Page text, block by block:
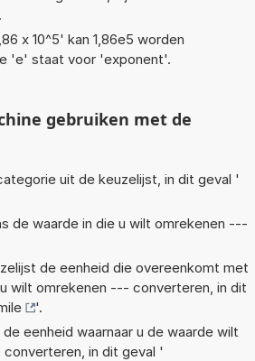
x 10^5' kan 1,86e5 worden
'e' staat voor 'exponent'.
gebruiken met de
uit de keuzelijst, in dit geval '
de waarde in die u wilt omrekenen ---
de eenheid die overeenkomt met
wilt omrekenen --- converteren, in dit
'.
eenheid waarnaar u de waarde wilt
in dit geval '